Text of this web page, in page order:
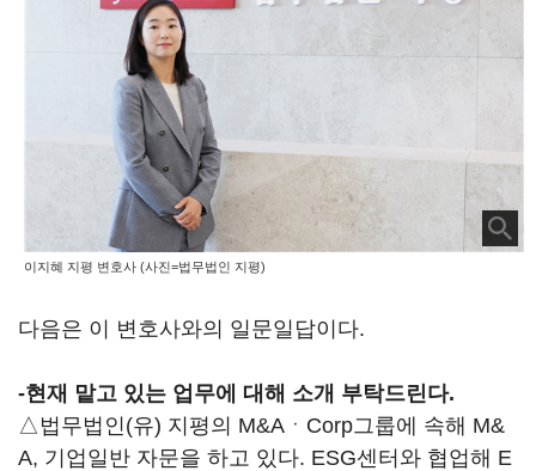
이지혜 지평 변호사 (사진=법무법인 지평)
다음은 이 변호사와의 일문일답이다.
-현재 맡고 있는 업무에 대해 소개 부탁드린다.
△법무법인(유) 지평의 M&AㆍCorp그룹에 속해 M&
A, 기업일반 자문을 하고 있다. ESG센터와 협업해 E